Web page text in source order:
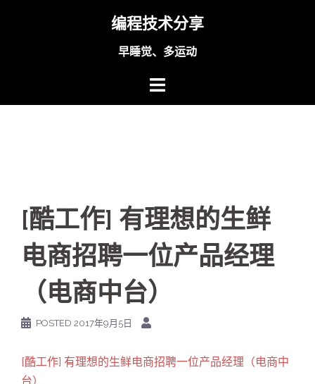
编程技术分享
早睡觉、多运动
[酷工作] 有理想的生鲜
电商招聘一位产品经理
（电商中台）
POSTED 2017年9月5日
[酷工作] 有理想的生鲜电商招聘一位产品经理（电商中
台）